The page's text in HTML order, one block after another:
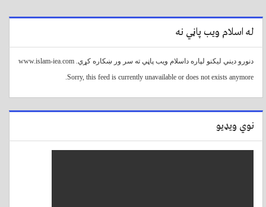
له اسلام ویب پاڼي نه
دنورو دیني لیکنو لپاره داسلام ویب پاڼي ته سر ور ښکاره کړي. www.islam-iea.com
Sorry, this feed is currently unavailable or does not exists anymore.
نوي ویډیو